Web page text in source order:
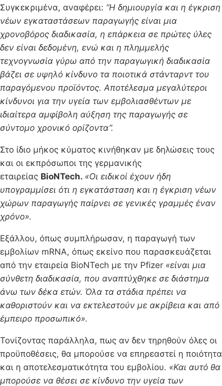
Συγκεκριμένα, αναφέρει: “Η δημιουργία και η έγκριση
νέων εγκαταστάσεων παραγωγής είναι μια
χρονοβόρος διαδικασία, η επάρκεια σε πρώτες ύλες
δεν είναι δεδομένη, ενώ και η πλημμελής
τεχνογνωσία γύρω από την παραγωγική διαδικασία
βάζει σε υψηλό κίνδυνο τα ποιοτικά στάνταρντ του
παραγόμενου προϊόντος. Αποτέλεσμα μεγαλύτεροι
κίνδυνοι για την υγεία των εμβολιασθέντων με
ιδιαίτερα αμφίβολη αύξηση της παραγωγής σε
σύντομο χρονικό ορίζοντα”.
Στο ίδιο μήκος κύματος κινήθηκαν με δηλώσεις τους
και οι εκπρόσωποι της γερμανικής
εταιρείας BioNTech. «Οι ειδικοί έχουν ήδη
υπογραμμίσει ότι η εγκατάσταση και η έγκριση νέων
χώρων παραγωγής παίρνει σε γενικές γραμμές έναν
χρόνο».
Εξάλλου, όπως συμπλήρωσαν, η παραγωγή των
εμβολίων mRNA, όπως εκείνο που παρασκευάζεται
από την εταιρεία BioNTech με την Pfizer «είναι μια
σύνθετη διαδικασία, που αναπτύχθηκε σε διάστημα
άνω των δέκα ετών. Όλα τα στάδια πρέπει να
καθοριστούν και να εκτελεστούν με ακρίβεια και από
έμπειρο προσωπικό».
Τονίζοντας παράλληλα, πως αν δεν τηρηθούν όλες οι
προϋποθέσεις, θα μπορούσε να επηρεαστεί η ποιότητα
και η αποτελεσματικότητα του εμβολίου. «Και αυτό θα
μπορούσε να θέσει σε κίνδυνο την υγεία των